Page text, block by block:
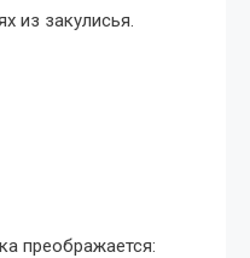
из закулисья.
преображается: